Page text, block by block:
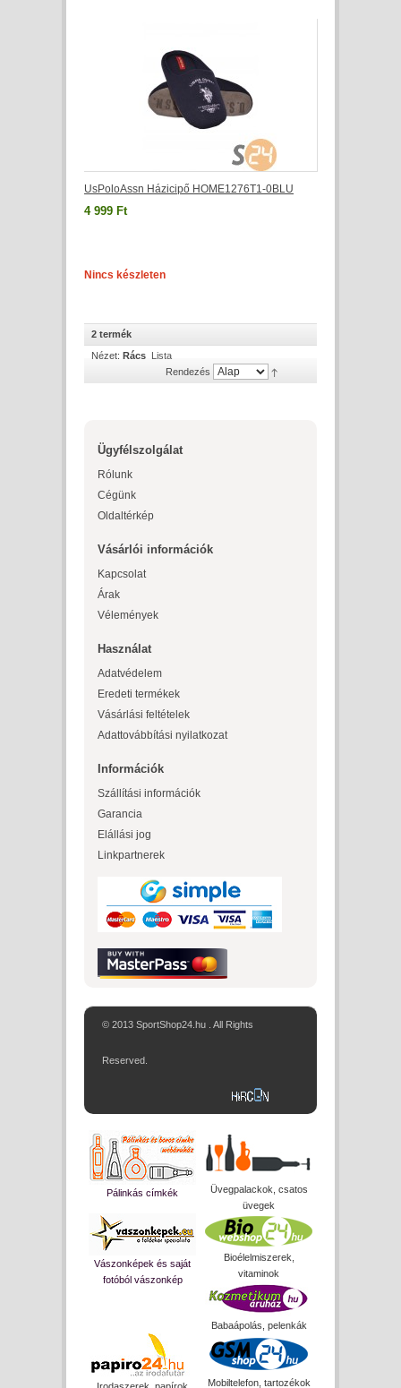
UsPoloAssn Házicipő HOME1276T1-0BLU
4 999 Ft
Nincs készleten
2 termék
Nézet: Rács Lista
Rendezés
Ügyfélszolgálat
Rólunk
Cégünk
Oldaltérkép
Vásárlói információk
Kapcsolat
Árak
Vélemények
Használat
Adatvédelem
Eredeti termékek
Vásárlási feltételek
Adattovábbítási nyilatkozat
Információk
Szállítási információk
Garancia
Elállási jog
Linkpartnerek
© 2013 SportShop24.hu . All Rights
Reserved.
Pálinkás címkék
Üvegpalackok, csatos
üvegek
Vászonképek és saját
fotóból vászonkép
Bioélelmiszerek,
vitaminok
Babaápolás, pelenkák
Mobiltelefon, tartozékok